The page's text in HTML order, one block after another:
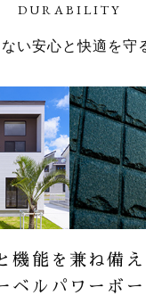
DURABILITY
い安心と快適を守
機能を兼ね備
ベルパワーボー